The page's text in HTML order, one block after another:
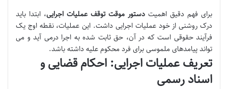
برای فهم دقیق اهمیت دستور موقت توقف عملیات اجرایی، ابتدا باید
درک روشنی از خود عملیات اجرایی داشت. این عملیات، نقطه اوج یک
فرآیند حقوقی است که در آن، حق ثابت شده به اجرا درمی آید و می
تواند پیامدهای ملموسی برای فرد محکوم علیه داشته باشد.
تعریف عملیات اجرایی: احکام قضایی و
اسناد رسمی